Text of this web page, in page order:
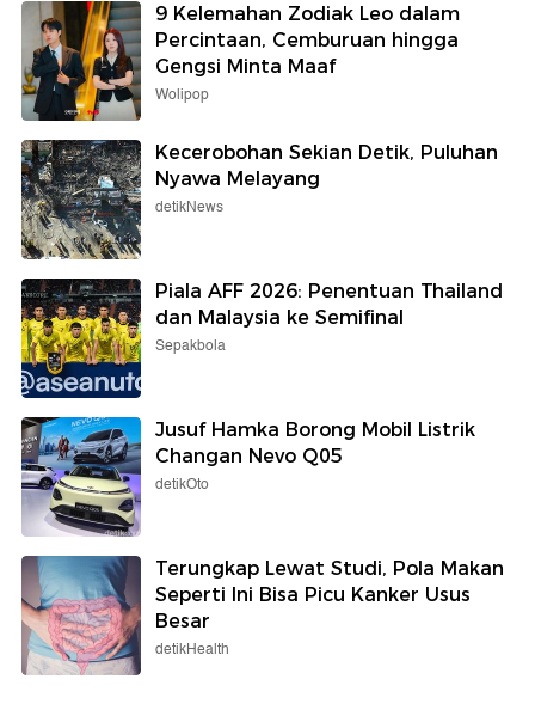
9 Kelemahan Zodiak Leo dalam
Percintaan, Cemburuan hingga
Gengsi Minta Maaf
Wolipop
Kecerobohan Sekian Detik, Puluhan
Nyawa Melayang
detikNews
Piala AFF 2026: Penentuan Thailand
dan Malaysia ke Semifinal
Sepakbola
Jusuf Hamka Borong Mobil Listrik
Changan Nevo Q05
detikOto
Terungkap Lewat Studi, Pola Makan
Seperti Ini Bisa Picu Kanker Usus
Besar
detikHealth